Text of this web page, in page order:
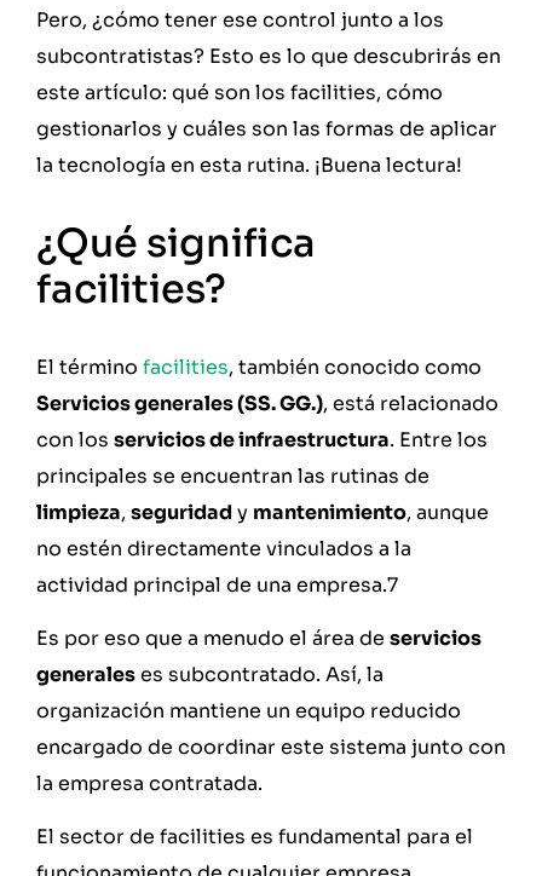
Pero, ¿cómo tener ese control junto a los
subcontratistas? Esto es lo que descubrirás en
este artículo: qué son los facilities, cómo
gestionarlos y cuáles son las formas de aplicar
la tecnología en esta rutina. ¡Buena lectura!
¿Qué significa
facilities?
El término facilities, también conocido como
Servicios generales (SS. GG.), está relacionado
con los servicios de infraestructura. Entre los
principales se encuentran las rutinas de
limpieza, seguridady mantenimiento, aunque
no estén directamente vinculados a la
actividad principal de una empresa.7
Es por eso que a menudo el área de servicios
generaleses subcontratado. Así, la
organización mantiene un equipo reducido
encargado de coordinar este sistema junto con
la empresa contratada.
El sector de facilities es fundamental para el